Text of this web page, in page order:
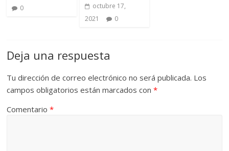
0
octubre 17,
2021
0
Deja una respuesta
Tu dirección de correo electrónico no será publicada. Los
campos obligatorios están marcados con*
Comentario*